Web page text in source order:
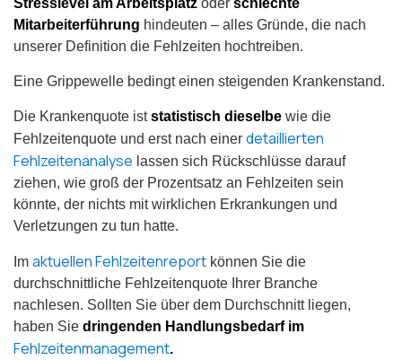
Stresslevel am Arbeitsplatz oder schlechte
Mitarbeiterführung hindeuten – alles Gründe, die nach
unserer Definition die Fehlzeiten hochtreiben.
Eine Grippewelle bedingt einen steigenden Krankenstand.
Die Krankenquote iststatistisch dieselbe wie die
Fehlzeitenquote und erst nach einer detaillierten
Fehlzeitenanalyse lassen sich Rückschlüsse darauf
ziehen, wie groß der Prozentsatz an Fehlzeiten sein
könnte, der nichts mit wirklichen Erkrankungen und
Verletzungen zu tun hatte.
Im aktuellen Fehlzeitenreport können Sie die
durchschnittliche Fehlzeitenquote Ihrer Branche
nachlesen. Sollten Sie über dem Durchschnitt liegen,
haben Sie dringenden Handlungsbedarf im
Fehlzeitenmanagement.